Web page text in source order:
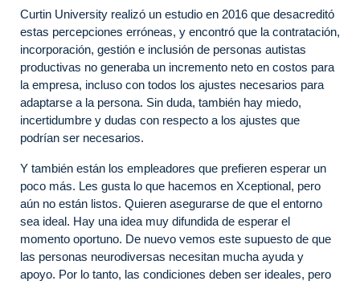
Curtin University realizó un estudio en 2016 que desacreditó
estas percepciones erróneas, y encontró que la contratación,
incorporación, gestión e inclusión de personas autistas
productivas no generaba un incremento neto en costos para
la empresa, incluso con todos los ajustes necesarios para
adaptarse a la persona. Sin duda, también hay miedo,
incertidumbre y dudas con respecto a los ajustes que
podrían ser necesarios.
Y también están los empleadores que prefieren esperar un
poco más. Les gusta lo que hacemos en Xceptional, pero
aún no están listos. Quieren asegurarse de que el entorno
sea ideal. Hay una idea muy difundida de esperar el
momento oportuno. De nuevo vemos este supuesto de que
las personas neurodiversas necesitan mucha ayuda y
apoyo. Por lo tanto, las condiciones deben ser ideales, pero